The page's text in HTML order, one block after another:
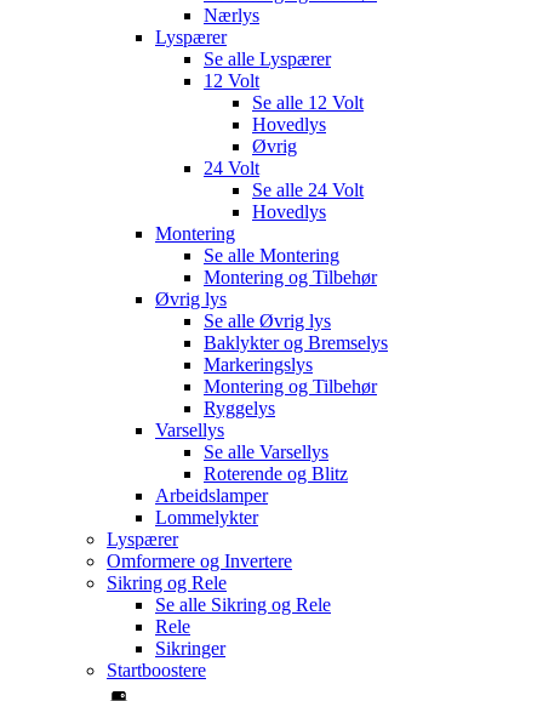
Nærlys
Lyspærer
Se alle Lyspærer
12 Volt
Se alle 12 Volt
Hovedlys
Øvrig
24 Volt
Se alle 24 Volt
Hovedlys
Montering
Se alle Montering
Montering og Tilbehør
Øvrig lys
Se alle Øvrig lys
Baklykter og Bremselys
Markeringslys
Montering og Tilbehør
Ryggelys
Varsellys
Se alle Varsellys
Roterende og Blitz
Arbeidslamper
Lommelykter
Lyspærer
Omformere og Invertere
Sikring og Rele
Se alle Sikring og Rele
Rele
Sikringer
Startboostere